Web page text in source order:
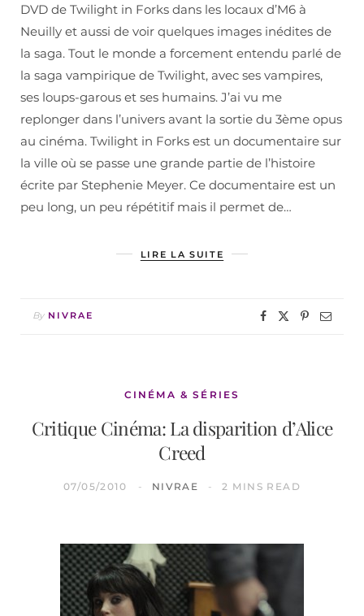
DVD de Twilight in Forks dans les locaux d’M6 à
Neuilly et aussi de voir quelques images inédites de
la saga. Tout le monde a forcement entendu parlé de
la saga vampirique de Twilight, avec ses vampires,
ses loups-garous et ses humains. J’ai vu me
replonger dans l’univers avant la sortie du 3ème opus
au cinéma. Twilight in Forks est un documentaire sur
la ville où se passe une grande partie de l’histoire
écrite par Stephenie Meyer. Ce documentaire est un
peu long, un peu répétitif mais il permet de…
LIRE LA SUITE
By NIVRAE
CINÉMA & SÉRIES
Critique Cinéma: La disparition d’Alice
Creed
07/05/2010 NIVRAE 2 MINS READ